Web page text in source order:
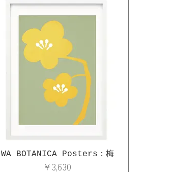
WA BOTANICA Posters：梅
価格
￥3,630